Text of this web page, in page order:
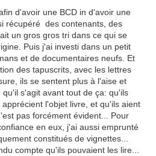
d'avoir une BCD in d'avoir une
récupéré des contenants, des
un gros gros tri dans ce qui se
Puis j'ai investi dans un petit
et de documentaires neufs. Et
des tapuscrits, avec les lettres
ils se sentent plus à l'aise et
s'agit avant tout de ça: qu'ils
l'objet livre, et qu'ils aient
pas forcément évident... Pour
en eux, j'ai aussi emprunté
constitués de vignettes...
compte qu'ils pouvaient les lire...